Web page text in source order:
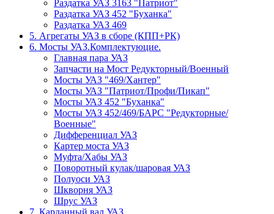
Раздатка УАЗ 3163 "Патриот"
Раздатка УАЗ 452 "Буханка"
Раздатка УАЗ 469
5. Агрегаты УАЗ в сборе (КПП+РК)
6. Мосты УАЗ.Комплектуюцие.
Главная пара УАЗ
Запчасти на Мост Редукторный/Военный
Мосты УАЗ "469/Хантер"
Мосты УАЗ "Патриот/Профи/Пикап"
Мосты УАЗ 452 "Буханка"
Мосты УАЗ 452/469/БАРС "Редукторные/
Военные"
Дифференциал УАЗ
Картер моста УАЗ
Муфта/Хабы УАЗ
Поворотный кулак/шаровая УАЗ
Полуоси УАЗ
Шкворня УАЗ
Шрус УАЗ
7. Карданный вал УАЗ